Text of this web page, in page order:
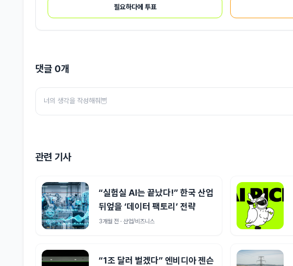
필요하다에 투표
댓글 0개
관련 기사
“실험실 AI는 끝났다!” 한국 산업
뒤엎을 ‘데이터 팩토리’ 전략
3개월 전 · 산업/비즈니스
“1조 달러 벌겠다” 엔비디아 젠슨